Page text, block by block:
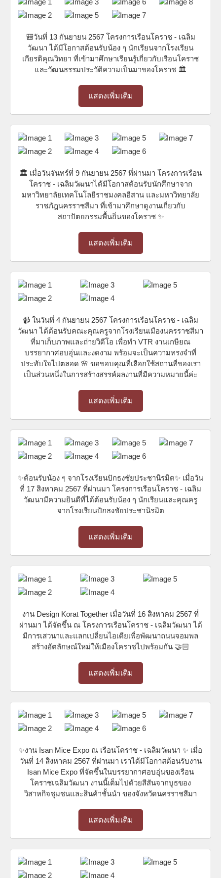
🎒วันที่ 13 กันยายน 2567 โครงการเรือนโคราช - เฉลิม
วัฒนา ได้มีโอกาสต้อนรับน้อง ๆ นักเรียนจากโรงเรียน
เกียรติคุณวิทยา ที่เข้ามาศึกษาเรียนรู้เกี่ยวกับเรือนโคราช
และวัฒนธรรมประวัติความเป็นมาของโคราช 🏛️
แสดงเพิ่มเติม
🏛️ เมื่อวันจันทร์ที่ 9 กันยายน 2567 ที่ผ่านมา โครงการเรือน
โคราช - เฉลิมวัฒนาได้มีโอกาสต้อนรับนักศึกษาจาก
มหาวิทยาลัยเทคโนโลยีราชมงคลอีสาน และมหาวิทยาลัย
ราชภัฎนครราชสีมา ที่เข้ามาศึกษาดูงานเกี่ยวกับ
สถาปัตยกรรมพื้นถิ่นของโคราช ✨
แสดงเพิ่มเติม
📹 ในวันที่ 4 กันยายน 2567 โครงการเรือนโคราช - เฉลิม
วัฒนา ได้ต้อนรับคณะคุณครูจากโรงเรียนเมืองนครราชสีมา
ที่มาเก็บภาพและถ่ายวิดีโอ เพื่อทำ VTR งานเกษียณ
บรรยากาศอบอุ่นและงดงาม พร้อมจะเป็นความทรงจำที่
ประทับใจไปตลอด 🌸 ขอขอบคุณที่เลือกใช้สถานที่ของเรา
เป็นส่วนหนึ่งในการสร้างสรรค์ผลงานที่มีความหมายนี้ค่ะ
แสดงเพิ่มเติม
✨ต้อนรับน้อง ๆ จากโรงเรียนปักธงชัยประชานิรมิต✨ เมื่อวัน
ที่ 17 สิงหาคม 2567 ที่ผ่านมา โครงการเรือนโคราช - เฉลิม
วัฒนามีความยินดีที่ได้ต้อนรับน้อง ๆ นักเรียนและคุณครู
จากโรงเรียนปักธงชัยประชานิรมิต
แสดงเพิ่มเติม
งาน Design Korat Together เมื่อวันที่ 16 สิงหาคม 2567 ที่
ผ่านมา ได้จัดขึ้น ณ โครงการเรือนโคราช - เฉลิมวัฒนา ได้
มีการเสวนาและแลกเปลี่ยนไอเดียเพื่อพัฒนาถนนจอมพล
สร้างอัตลักษณ์ใหม่ให้เมืองโคราชไปพร้อมกัน 🤝🏻
แสดงเพิ่มเติม
✨งาน Isan Mice Expo ณ เรือนโคราช - เฉลิมวัฒนา ✨ เมื่อ
วันที่ 14 สิงหาคม 2567 ที่ผ่านมา เราได้มีโอกาสต้อนรับงาน
Isan Mice Expo ที่จัดขึ้นในบรรยากาศอบอุ่นของเรือน
โคราชเฉลิมวัฒนา งานนี้เต็มไปด้วยสีสันจากบูธของ
วิสาหกิจชุมชนและสินค้าชั้นนำ ของจังหวัดนครราชสีมา
แสดงเพิ่มเติม